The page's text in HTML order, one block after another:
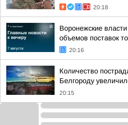
20:18
Воронежские
объемов поставок
20:16
Количество
Белгороду
20:15